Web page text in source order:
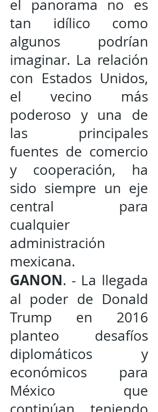
el panorama no es
tan idílico como
algunos podrían
imaginar. La relación
con Estados Unidos,
el vecino más
poderoso y una de
las principales
fuentes de comercio
y cooperación, ha
sido siempre un eje
central para
cualquier
administración
mexicana.
GANON. - La llegada
al poder de Donald
Trump en 2016
planteo desafíos
diplomáticos y
económicos para
México que